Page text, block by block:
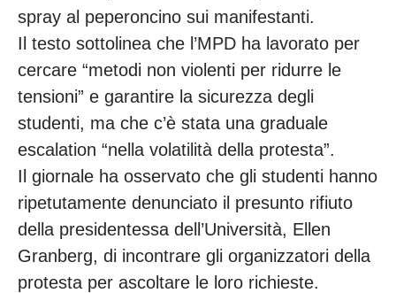
spray al peperoncino sui manifestanti.
Il testo sottolinea che l’MPD ha lavorato per
cercare “metodi non violenti per ridurre le
tensioni” e garantire la sicurezza degli
studenti, ma che c’è stata una graduale
escalation “nella volatilità della protesta”.
Il giornale ha osservato che gli studenti hanno
ripetutamente denunciato il presunto rifiuto
della presidentessa dell’Università, Ellen
Granberg, di incontrare gli organizzatori della
protesta per ascoltare le loro richieste.